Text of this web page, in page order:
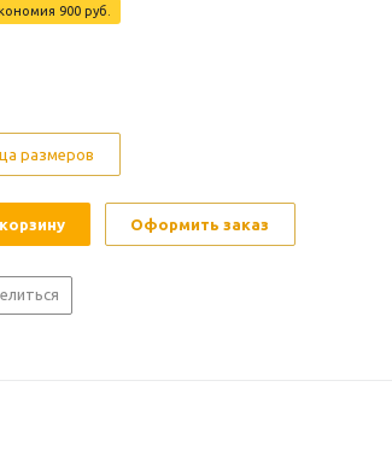
900 руб.
размеров
Оформить заказ